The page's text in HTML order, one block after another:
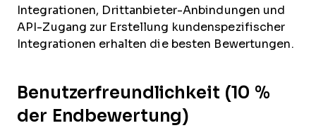
Integrationen, Drittanbieter-Anbindungen und
API-Zugang zur Erstellung kundenspezifischer
Integrationen erhalten die besten Bewertungen.
Benutzerfreundlichkeit (10 %
der Endbewertung)